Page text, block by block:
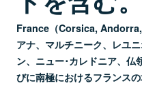
France（Corsica,
アナ、マルチニーク、レユ
ン、ニュー･カレドニア、仏
びに南極におけるフランス